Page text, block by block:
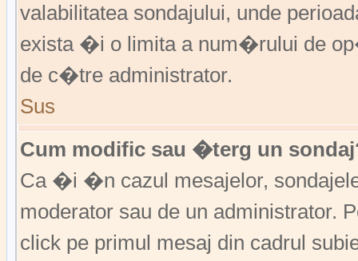
valabilitatea sondajului, unde
exista �i o limita a num�rului de
de c�tre administrator.
Sus
Cum modific sau �terg un
Ca �i �n cazul mesajelor,
moderator sau de un administrator.
click pe primul mesaj din cadrul